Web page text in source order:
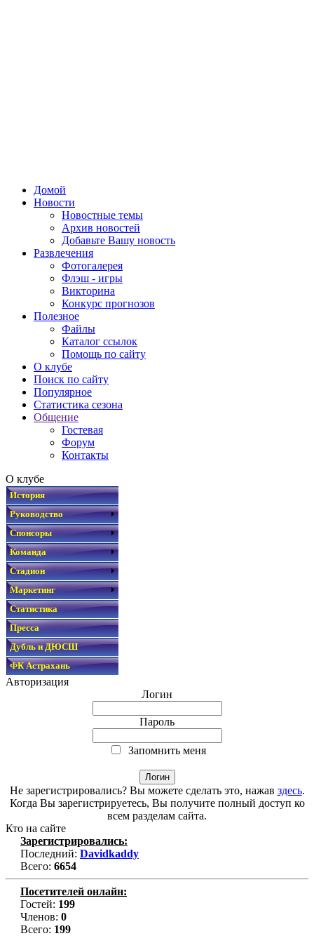
Домой
Новости
Новостные темы
Архив новостей
Добавьте Вашу новость
Развлечения
Фотогалерея
Флэш - игры
Викторина
Конкурс прогнозов
Полезное
Файлы
Каталог ссылок
Помощь по сайту
О клубе
Поиск по сайту
Популярное
Статистика сезона
Общение
Гостевая
Форум
Контакты
О клубе
История
Руководство
Спонсоры
Команда
Стадион
Маркетинг
Статистика
Пресса
Дубль и ДЮСШ
ФК Астрахань
Авторизация
Логин
Пароль
Запомнить меня
Не зарегистрировались? Вы можете сделать это, нажав здесь.
Когда Вы зарегистрируетесь, Вы получите полный доступ ко
всем разделам сайта.
Кто на сайте
Зарегистрировались:
Последний: Davidkaddy
Всего: 6654
Посетителей онлайн:
Гостей: 199
Членов: 0
Всего: 199